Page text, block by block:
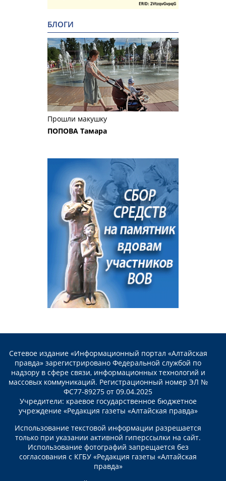
БЛОГИ
Прошли макушку
ПОПОВА Тамара
Сетевое издание «Информационный портал «Алтайская
правда» зарегистрировано Федеральной службой по
надзору в сфере связи, информационных технологий и
массовых коммуникаций. Регистрационный номер ЭЛ №
ФС77-89275 от 09.04.2025
Учредители: краевое государственное бюджетное
учреждение «Редакция газеты «Алтайская правда»
Использование текстовой информации разрешается
только при указании активной гиперссылки на сайт.
Использование фотографий запрещается без
согласования с КГБУ «Редакция газеты «Алтайская
правда»